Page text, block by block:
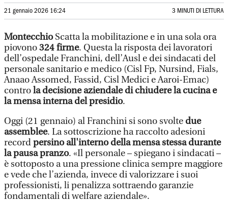
21 gennaio 2026 16:24 3 MINUTI DI LETTURA
MontecchioScatta la mobilitazione e in una sola ora
piovono324 firme. Questa la risposta dei lavoratori
dell’ospedale Franchini, dell’Ausl e dei sindacati del
personale sanitario e medico (Cisl Fp, Nursind, Fials,
Anaao Assomed, Fassid, Cisl Medici e Aaroi-Emac)
controla decisione aziendale di chiudere la cucina e
la mensa interna del presidio.
Oggi (21 gennaio) al Franchini si sono svolte due
assemblee. La sottoscrizione ha raccolto adesioni
recordpersino all'interno della mensa stessa durante
la pausa pranzo. «Il personale – spiegano i sindacati –
è sottoposto a una pressione clinica sempre maggiore
e vede che l’azienda, invece di valorizzare i suoi
professionisti, li penalizza sottraendo garanzie
fondamentali di welfare aziendale».